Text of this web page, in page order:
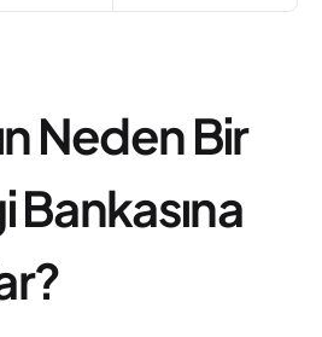
Neden Bir
Bankasına